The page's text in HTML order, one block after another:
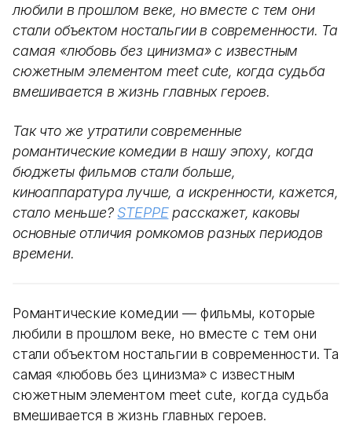
любили в прошлом веке, но вместе с тем они
стали объектом ностальгии в современности. Та
самая «любовь без цинизма» с известным
сюжетным элементом meet cute, когда судьба
вмешивается в жизнь главных героев.
Так что же утратили современные
романтические комедии в нашу эпоху, когда
бюджеты фильмов стали больше,
киноаппаратура лучше, а искренности, кажется,
стало меньше? STEPPEрасскажет, каковы
основные отличия ромкомов разных периодов
времени.
Романтические комедии — фильмы, которые
любили в прошлом веке, но вместе с тем они
стали объектом ностальгии в современности. Та
самая «любовь без цинизма» с известным
сюжетным элементом meet cute, когда судьба
вмешивается в жизнь главных героев.